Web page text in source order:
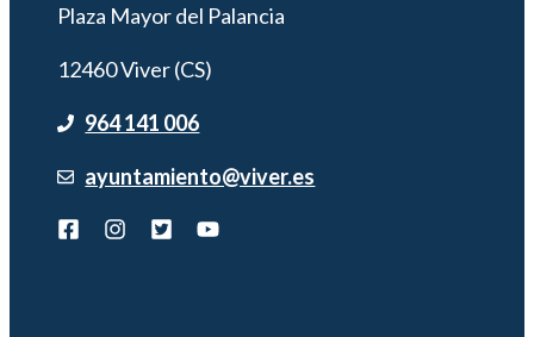
Plaza Mayor del Palancia
12460 Viver (CS)
964 141 006
ayuntamiento@viver.es